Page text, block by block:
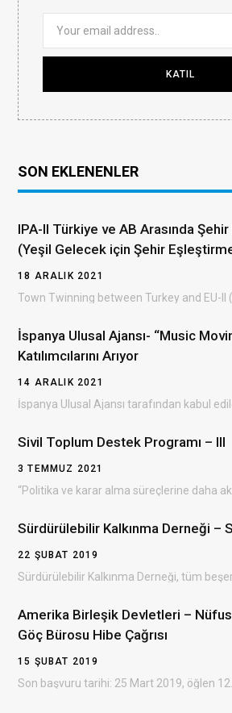
SON EKLENENLER
IPA-II Türkiye ve AB Arasında
(Yeşil Gelecek için Şehir
18 ARALIK 2021
İspanya Ulusal Ajansı- “Music
Katılımcılarını Arıyor
14 ARALIK 2021
Sivil Toplum Destek Programı – III
3 TEMMUZ 2021
Sürdürülebilir Kalkınma Derneği –
22 ŞUBAT 2019
Amerika Birleşik Devletleri –
Göç Bürosu Hibe Çağrısı
15 ŞUBAT 2019